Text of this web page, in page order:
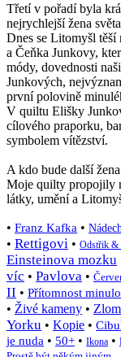
Třetí v pořadí byla
nejrychlejší žena
Dnes se Litomyšl
a Čeňka Junkovy,
módy, dovednosti
Junkových,
první polovině
V quiltu Elišky
cílového praporku,
symbolem vítězství.
A kdo bude další
Moje quilty propojily
látky, umění a
• Franz Kafka • Nádech
• Rettigovi • Odstřik &
Einsteinova mozku
víc • Pavlova •
II • Přítomnost
• Živé kameny •
Yorku • Kopie •
je nuda • 50+ • Ikona •